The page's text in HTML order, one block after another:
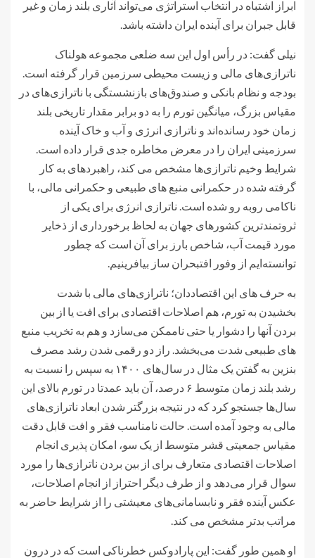
ابراز اشتباه در انتخاب استراتژی می‌تواند آثاری بلند زمان و غیر
قابل جبران برای آینده ایران داشته باشد.
نیلی گفت: در رأس اول این سه ضلعی مجموعه هولناک
ناترازی‌های مالی و زیست محیطی سرزمین قرار گرفته است.
بودجه و نظام بانکی و صندوق‌های بازنشستگی با ناترازی‌های در
مقیاس بزرگ، میانگین تورم را به دو برابر مقدار تاریخی بلند
زمان خود رسانده‌اند و ناترازی انرژی و آب و خاک آینده
سرزمینی ایران را در معرض مخاطره جدی قرار داده است.
شرایط وخیم ناترازی‌ها مشخص می کند، راهبردهای به کار
گرفته شده در حکمرانی منبع های طبیعی و حکمرانی مالی، با
ناکامی روبه رو شده است. ناترازی انرژی برای یکی از
ثروتمندترین کشورهای جهان به لحاظ برخورداری از ذخایر
مورد قیمت آب، شاخص بارز برای آن است که چطور
توانسته‌ایم از وفور افتبحران ساز بیافرینیم.
به حرف های این اقتصاددان؛ ناترازی‌های مالی با شدت
بخشیدن به تورم، هم اصلاحات اقتصادی برای افت یا از بین
بردن آنها را دشوار یا حتی ناممکن می‌سازد و هم به تخریب منبع
های طبیعی شدت می‌بخشد. راز دو رقمی شدن رشد مصرف
بنزین به گفتن یک مثال در سال‌های ۱۴۰۰ به سپس را نسبت به
رشد بلند زمان متوسط ۶ درصد، آن باید عمدتا در تورم بالای این
سال‌ها جستجو کرد که در نتیجه بزرگتر شدن ابعاد ناترازی‌های
مالی به وجود آمده است. حالت نامناسب فقر و افت قابل دقت
مقیاس جمعیتی قشر متوسط از یک سو، امکان پذیری انجام
اصلاحات اقتصادی متعارف برای از بین بردن ناترازی‌ها را مورد
سوال قرار می‌دهد و از طرف دیگر احتراز از انجام اصلاحات،
عکس آینده فقر و نابسامانی‌های معیشتی را از شرایط حاضر به
مراتب بدتر مشخص می کند.
او همین طور گفت: این پارادوکس خطرناکی است که در درون